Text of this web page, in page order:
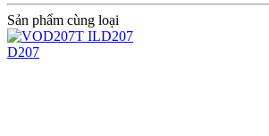
Sản phẩm cùng loại